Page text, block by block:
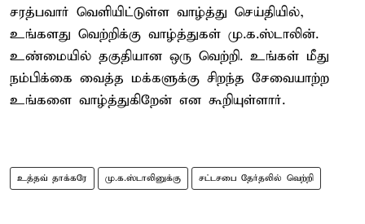
சரத்பவார் வெளியிட்டுள்ள வாழ்த்து செய்தியில்,
உங்களது வெற்றிக்கு வாழ்த்துகள் மு.க.ஸ்டாலின்.
உண்மையில் தகுதியான ஒரு வெற்றி. உங்கள் மீது
நம்பிக்கை வைத்த மக்களுக்கு சிறந்த சேவையாற்ற
உங்களை வாழ்த்துகிறேன் என கூறியுள்ளார்.
உத்தவ் தாக்கரே மு.க.ஸ்டாலினுக்கு சட்டசபை தேர்தலில் வெற்றி